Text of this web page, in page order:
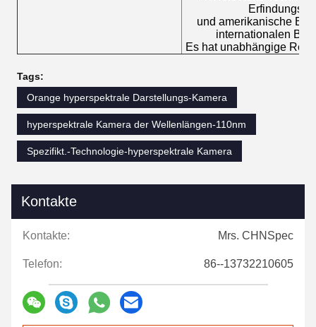
und amerikanische
internationalen
Es hat unabhängige
Tags:
Orange hyperspektrale Darstellungs-Kamera
hyperspektrale Kamera der Wellenlängen-110nm
Spezifikt.-Technologie-hyperspektrale Kamera
Kontakte
Kontakte: Mrs. CHNSpec
Telefon: 86--13732210605